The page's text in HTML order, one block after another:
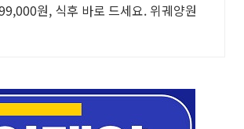
원, 식후 바로 드세요. 위궤양원